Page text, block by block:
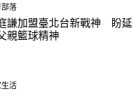
落
謙加盟臺北台新戰神 盼延
親籃球精神
活